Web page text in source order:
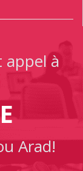
à
Arad!